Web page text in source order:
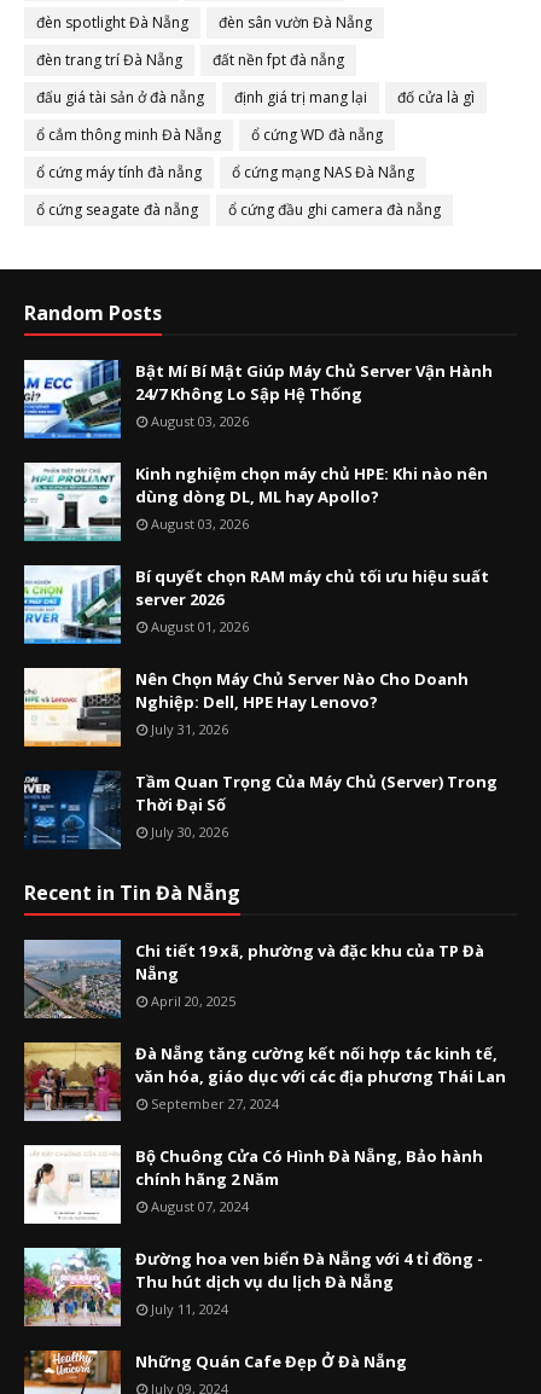
đèn spotlight Đà Nẵng
đèn sân vườn Đà Nẵng
đèn trang trí Đà Nẵng
đất nền fpt đà nẵng
đấu giá tài sản ở đà nẵng
định giá trị mang lại
đố cửa là gì
ổ cắm thông minh Đà Nẵng
ổ cứng WD đà nẵng
ổ cứng máy tính đà nẵng
ổ cứng mạng NAS Đà Nẵng
ổ cứng seagate đà nẵng
ổ cứng đầu ghi camera đà nẵng
Random Posts
Bật Mí Bí Mật Giúp Máy Chủ Server Vận Hành
24/7 Không Lo Sập Hệ Thống
August 03, 2026
Kinh nghiệm chọn máy chủ HPE: Khi nào nên
dùng dòng DL, ML hay Apollo?
August 03, 2026
Bí quyết chọn RAM máy chủ tối ưu hiệu suất
server 2026
August 01, 2026
Nên Chọn Máy Chủ Server Nào Cho Doanh
Nghiệp: Dell, HPE Hay Lenovo?
July 31, 2026
Tầm Quan Trọng Của Máy Chủ (Server) Trong
Thời Đại Số
July 30, 2026
Recent in Tin Đà Nẵng
Chi tiết 19 xã, phường và đặc khu của TP Đà
Nẵng
April 20, 2025
Đà Nẵng tăng cường kết nối hợp tác kinh tế,
văn hóa, giáo dục với các địa phương Thái Lan
September 27, 2024
Bộ Chuông Cửa Có Hình Đà Nẵng, Bảo hành
chính hãng 2 Năm
August 07, 2024
Đường hoa ven biển Đà Nẵng với 4 tỉ đồng -
Thu hút dịch vụ du lịch Đà Nẵng
July 11, 2024
Những Quán Cafe Đẹp Ở Đà Nẵng
July 09, 2024